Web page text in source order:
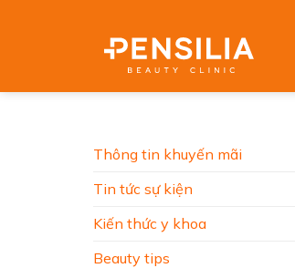
Thông tin khuyến mãi
Tin tức sự kiện
Kiến thức y khoa
Beauty tips